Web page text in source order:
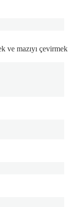
ve mazıyı çevirmek